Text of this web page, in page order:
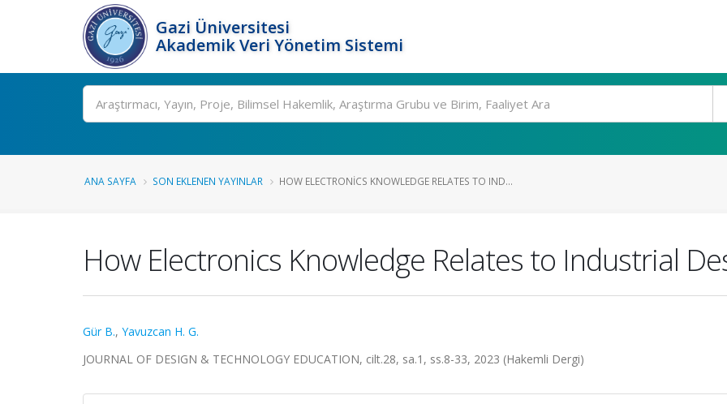
Gazi Üniversitesi
Akademik Veri Yönetim Sistemi
Ara
ANA SAYFA SON EKLENEN YAYINLAR HOW ELECTRONICS KNOWLEDGE RELATES TO IND...
How Electronics Knowledge Relates to Industrial
Gür B., Yavuzcan H. G.
JOURNAL OF DESIGN & TECHNOLOGY EDUCATION, cilt.28, sa.1, ss.8-33, 2023 (Hakemli Dergi)